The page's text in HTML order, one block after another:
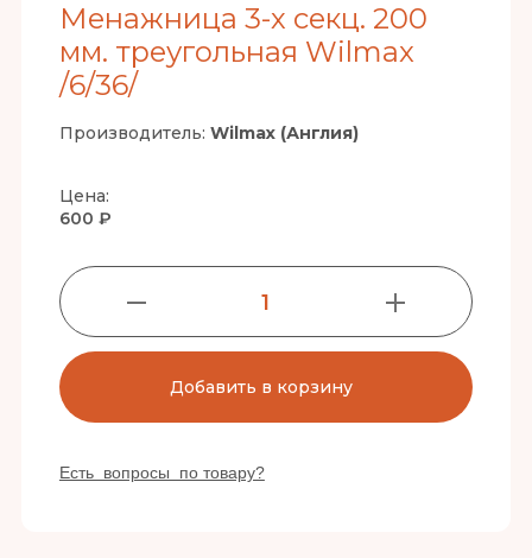
Менажница 3-х секц. 200
мм. треугольная Wilmax
/6/36/
Производитель: Wilmax (Англия)
Цена:
600 ₽
1
Добавить в корзину
Есть вопросы по товару?